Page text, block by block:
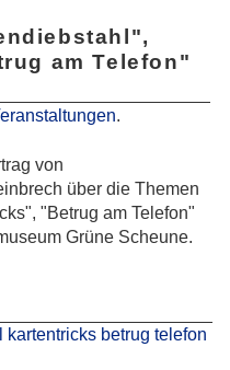
am Telefon"
.
von
über die Themen
"Betrug am Telefon"
Grüne Scheune.
kartentricks betrug telefon